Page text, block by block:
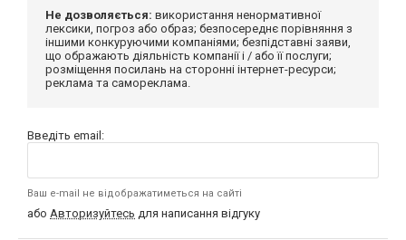
Не дозволяється: використання ненормативної
лексики, погроз або образ; безпосереднє порівняння з
іншими конкуруючими компаніями; безпідставні заяви,
що ображають діяльність компанії і / або її послуги;
розміщення посилань на сторонні інтернет-ресурси;
реклама та самореклама.
Введіть email:
Ваш e-mail не відображатиметься на сайті
або Авторизуйтесь для написання відгуку